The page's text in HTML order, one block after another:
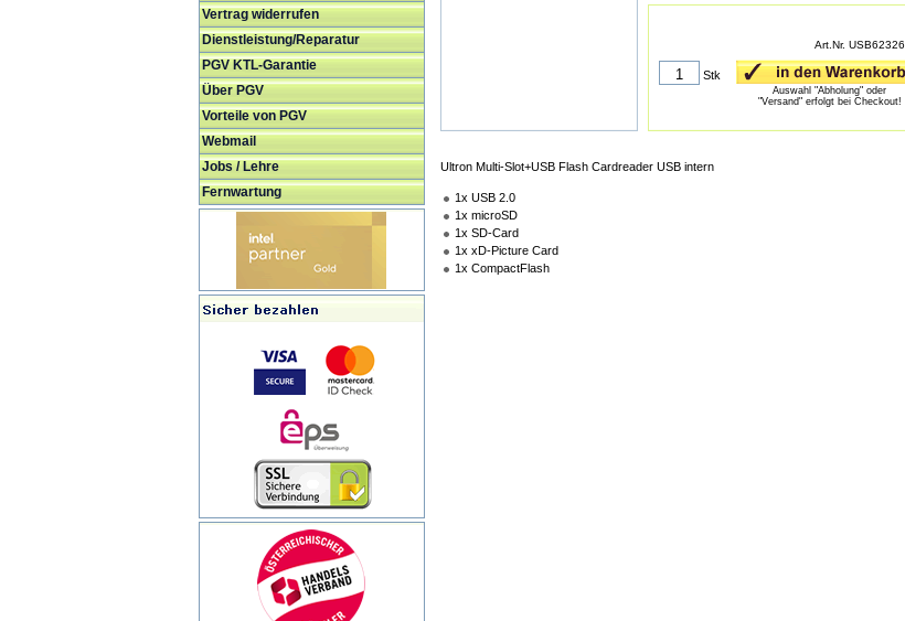
Vertrag widerrufen
Dienstleistung/Reparatur
PGV KTL-Garantie
Über PGV
Vorteile von PGV
Webmail
Jobs / Lehre
Fernwartung
Art.Nr. USB62326
Stk
Auswahl "Abholung" oder
"Versand" erfolgt bei Checkout!
Ultron Multi-Slot+USB Flash Cardreader USB intern
1x USB 2.0
1x microSD
1x SD-Card
1x xD-Picture Card
1x CompactFlash